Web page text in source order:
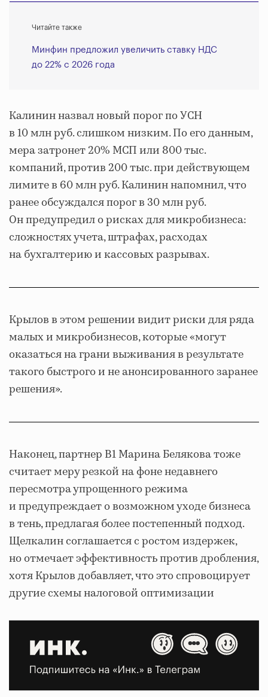
Читайте также
Минфин предложил увеличить ставку НДС
до 22% с 2026 года
Калинин назвал новый порог по УСН
в 10 млн руб. слишком низким. По его данным,
мера затронет 20% МСП или 800 тыс.
компаний, против 200 тыс. при действующем
лимите в 60 млн руб. Калинин напомнил, что
ранее обсуждался порог в 30 млн руб.
Он предупредил о рисках для микробизнеса:
сложностях учета, штрафах, расходах
на бухгалтерию и кассовых разрывах.
Крылов в этом решении видит риски для ряда
малых и микробизнесов, которые «могут
оказаться на грани выживания в результате
такого быстрого и не анонсированного заранее
решения».
Наконец, партнер B1 Марина Белякова тоже
считает меру резкой на фоне недавнего
пересмотра упрощенного режима
и предупреждает о возможном уходе бизнеса
в тень, предлагая более постепенный подход.
Щелкалин соглашается с ростом издержек,
но отмечает эффективность против дробления,
хотя Крылов добавляет, что это спровоцирует
другие схемы налоговой оптимизации